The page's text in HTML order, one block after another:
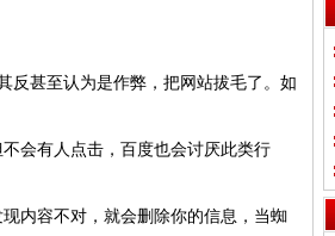
反甚至认为是作弊，把网站拔毛了。如
会有人点击，百度也会讨厌此类行
内容不对，就会删除你的信息，当蜘